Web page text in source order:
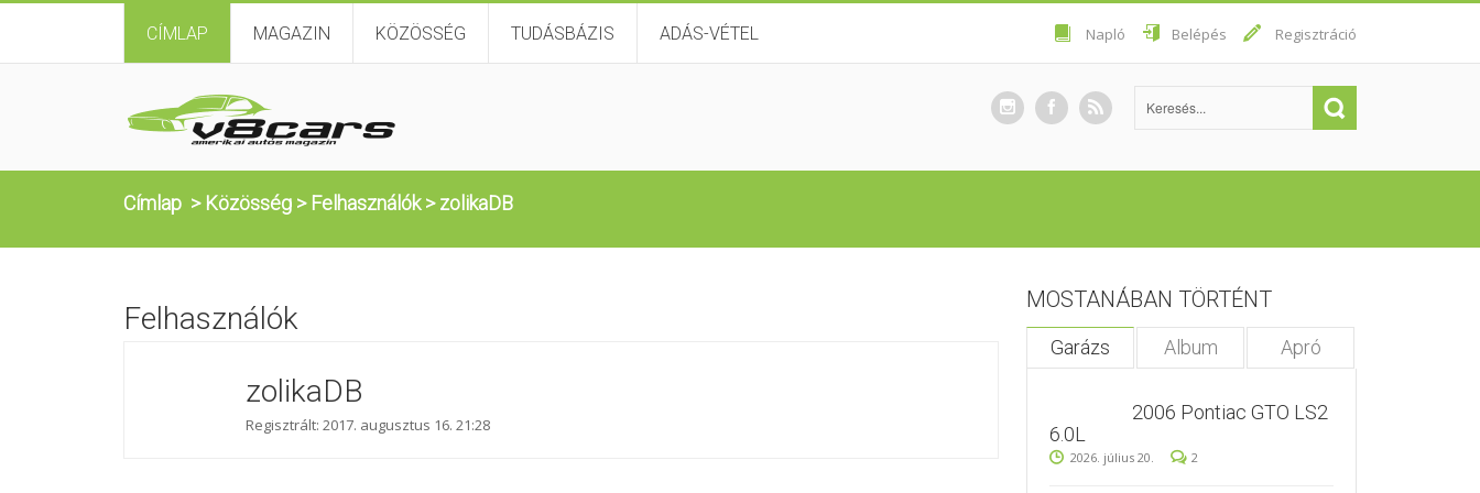
CÍMLAP MAGAZIN KÖZÖSSÉG TUDÁSBÁZIS ADÁS-VÉTEL Napló Belépés Regisztráció
Címlap > Közösség > Felhasználók>zolikaDB
Felhasználók
zolikaDB
Regisztrált: 2017. augusztus 16. 21:28
MOSTANÁBAN TÖRTÉNT
Garázs Album Apró
2006 Pontiac GTO LS2
6.0L
2026. július 20. 2